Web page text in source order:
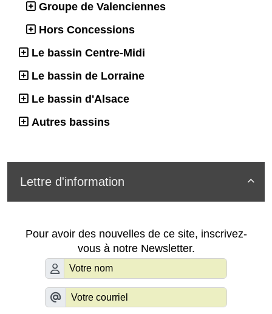
Groupe de Valenciennes
Hors Concessions
Le bassin Centre-Midi
Le bassin de Lorraine
Le bassin d'Alsace
Autres bassins

Lettre d'information
Pour avoir des nouvelles de ce site, inscrivez-
vous à notre Newsletter.